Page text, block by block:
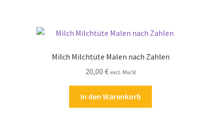
Milch Milchtüte Malen nach Zahlen
20,00 € excl. MwSt
In den Warenkorb